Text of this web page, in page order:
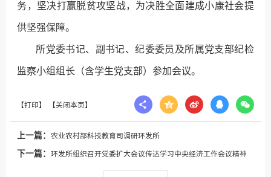
务，坚决打赢脱贫攻坚战，为决胜全面建成小康社会提
供坚强保障。
所党委书记、副书记、纪委委员及所属党支部纪检
监察小组组长（含学生党支部）参加会议。
上一篇：农业农村部科技教育司调研环发所
下一篇：环发所组织召开党委扩大会议传达学习中央经济工作会议精神